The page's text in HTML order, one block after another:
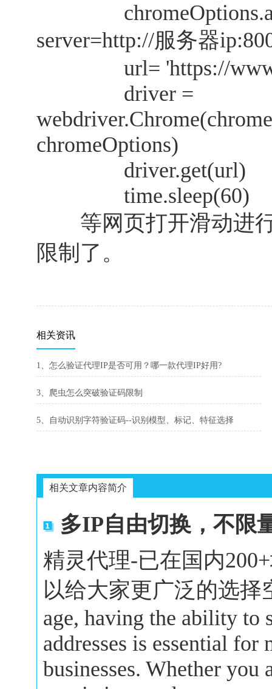
server=http://服务器
url= 'https://
driver =
chromeOptions)
driver.get(url)
time.sleep(60)
等网页打开滑动进行
限制了。
相关资讯
1、怎么验证代理IP是否可用？哪一款代理IP好用?
3、爬虫怎么突破验证码限制
5、自动识别字符验证码--识别模型、标记、特征选择
相关文章内容简介
多IP自由切换，不限
精灵代理-已在国内
以给大家更广泛的选择
age, having the ability to
addresses is essential
businesses. Whether you